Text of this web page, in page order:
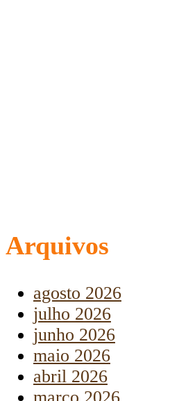
Arquivos
agosto 2026
julho 2026
junho 2026
maio 2026
abril 2026
março 2026